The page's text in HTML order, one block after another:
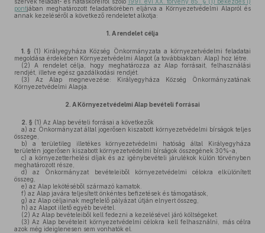
pontjában meghatározott feladatkörében eljárva a Környezetvédelmi Alapról és
annak kezeléséről a következő rendeletet alkotja:
1. A rendelet célja
1. § (1) Királyegyháza Község Önkormányzata a környezetvédelmi feladatai
megoldása érdekében Környezetvédelmi Alapot (a továbbiakban: Alap) hoz létre.
(2) A rendelet célja, hogy meghatározza az Alap forrásait, felhasználási
rendjét, illetve egész gazdálkodási rendjét.
(3) Az Alap megnevezése: Királyegyháza Község Önkormányzatának
Környezetvédelmi Alapja.
2. A Környezetvédelmi Alap bevételi forrásai
2. § (1) Az Alap bevételi forrásai a következők
a) az Önkormányzat által jogerősen kiszabott környezetvédelmi bírságok teljes
összege,
b) a területileg illetékes környezetvédelmi hatóság által Királyegyháza
területén jogerősen kiszabott környezetvédelmi bírságok összegének 30%-a,
c) a környezetterhelési díjak és az igénybevételi járulékok külön törvényben
meghatározott része,
d) az Önkormányzat bevételeiből környezetvédelmi célokra elkülönített
összeg,
e) az Alap lekötéséből származó kamatok.
f) az Alap javára teljesített önkéntes befizetések és támogatások,
g) az Alap céljainak megfelelő pályázat útján elnyert összeg,
h) az Alapot illető egyéb bevétel.
(2) Az Alap bevételeiből kell fedezni a kezelésével járó költségeket.
(3) Az Alap bevételeit környezetvédelmi célokra kell felhasználni, más célra
azok még ideiglenesen sem vonhatók el.